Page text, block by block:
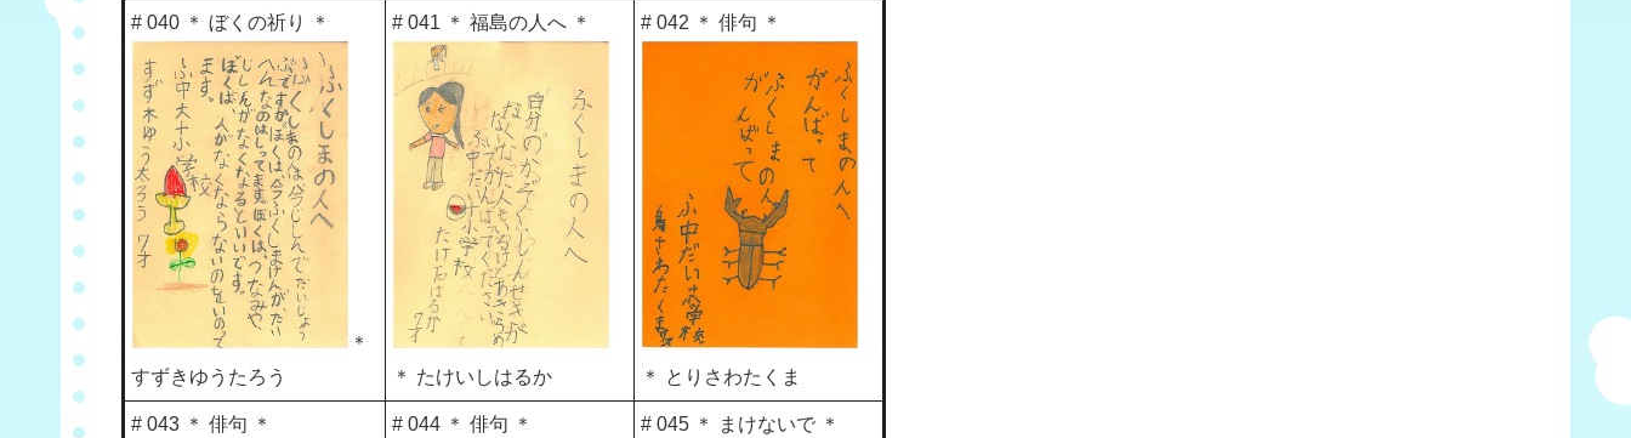
# 040 ＊ ぼくの祈り ＊
＊
すずきゆうたろう
# 041 ＊ 福島の人へ ＊
＊ たけいしはるか
# 042 ＊ 俳句 ＊
＊ とりさわたくま
# 043 ＊ 俳句 ＊ # 044 ＊ 俳句 ＊ # 045 ＊ まけないで ＊